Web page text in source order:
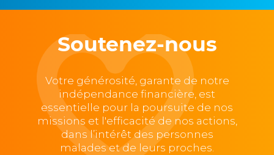
Soutenez-nous
Votre générosité, garante de notre
indépendance financière, est
essentielle pour la poursuite de nos
missions et l'efficacité de nos actions,
dans l’intérêt des personnes
malades et de leurs proches.